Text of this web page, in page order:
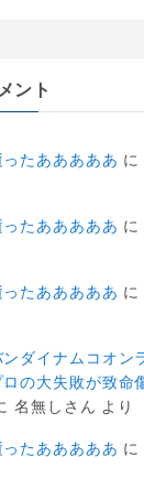
ント
たあああああ
たあああああ
たあああああ
ンダイナムコオン
の大失敗が致命
名無しさん より
たあああああ